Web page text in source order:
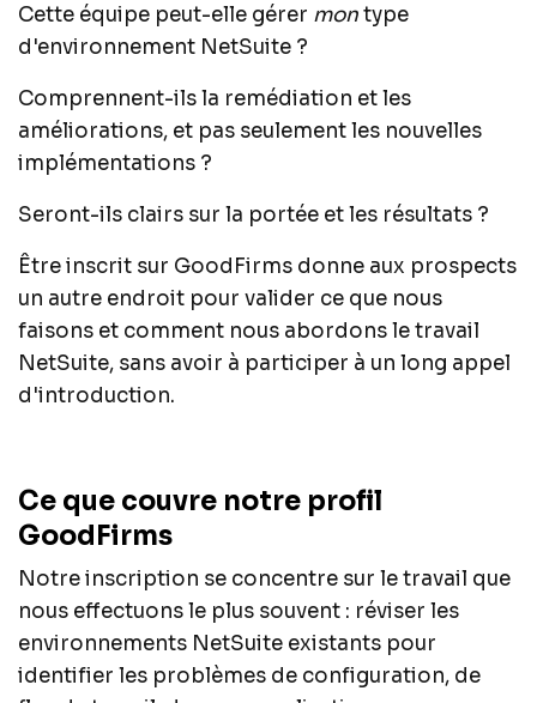
Cette équipe peut-elle gérer montype
d'environnement NetSuite ?
Comprennent-ils la remédiation et les
améliorations, et pas seulement les nouvelles
implémentations ?
Seront-ils clairs sur la portée et les résultats ?
Être inscrit sur GoodFirms donne aux prospects
un autre endroit pour valider ce que nous
faisons et comment nous abordons le travail
NetSuite, sans avoir à participer à un long appel
d'introduction.
Ce que couvre notre profil
GoodFirms
Notre inscription se concentre sur le travail que
nous effectuons le plus souvent : réviser les
environnements NetSuite existants pour
identifier les problèmes de configuration, de